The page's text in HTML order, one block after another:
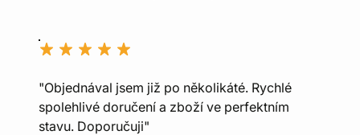
"Objednával jsem již po několikáté. Rychlé
spolehlivé doručení a zboží ve perfektním
stavu. Doporučuji"